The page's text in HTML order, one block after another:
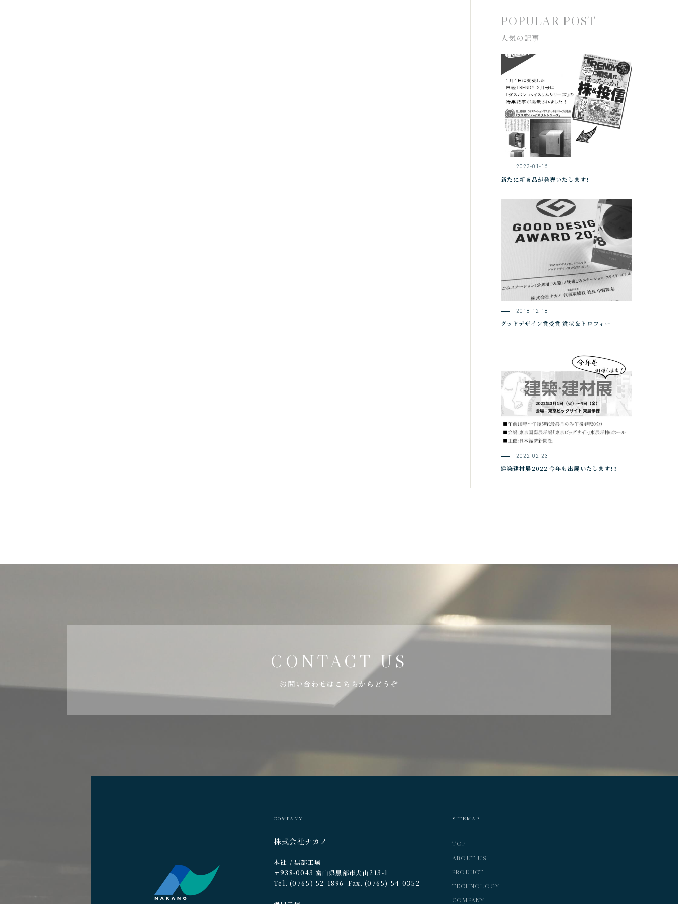
POPULAR POST
人気の記事
2023-01-16
新たに新商品が発売いたします！
2018-12-18
グッドデザイン賞受賞 賞状＆トロフィー
2022-02-23
建築建材展2022 今年も出展いたします！！
CONTACT US
お問い合わせはこちらからどうぞ
COMPANY
株式会社ナカノ
本社 / 黒部工場
〒938-0043 富山県黒部市犬山213-1
Tel. (0765) 52-1896 Fax. (0765) 54-0352
SITEMAP
TOP
ABOUT US
PRODUCT
TECHNOLOGY
COMPANY